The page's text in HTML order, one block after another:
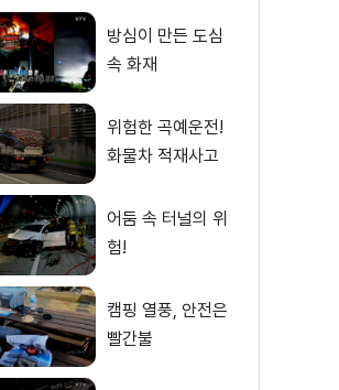
방심이 만든 도심
속 화재
위험한 곡예운전!
화물차 적재사고
어둠 속 터널의 위
험!
캠핑 열풍, 안전은
빨간불